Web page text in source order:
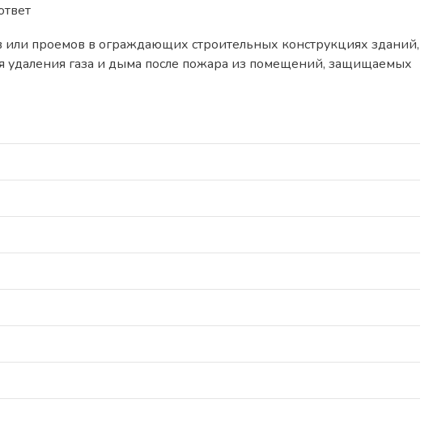
проемов в ограждающих строительных конструкциях зданий,
удаления газа и дыма после пожара из помещений, защищаемых